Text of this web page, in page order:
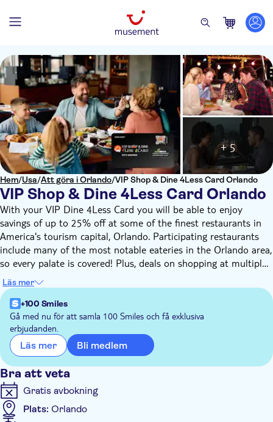
Hem/Usa/Att göra i Orlando/VIP Shop & Dine 4Less Card Orlando
VIP Shop & Dine 4Less Card Orlando
+ 5
With your VIP Dine 4Less Card you will be able to enjoy
savings of up to 25% off at some of the finest restaurants in
America's tourism capital, Orlando. Participating restaurants
include many of the most notable eateries in the Orlando area,
so every palate is covered! Plus, deals on shopping at multiple
retail venues. Present the VIP Shop & Dine 4Less Card when
ordering your meal for instant savings, or as per instructions
for shopping venues. Each card allows unlimited uses during
your stay for up to 90 days with unlimited savings potential for
up to four people.
Läs mer
+100 Smiles
Gå med nu för att samla 100 Smiles och få exklusiva
erbjudanden.
Läs mer Bli medlem
Bra att veta
Gratis avbokning
Plats: Orlando